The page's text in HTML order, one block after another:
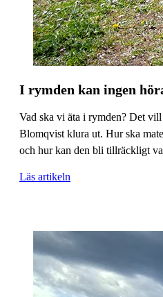
I rymden kan ingen
Vad ska vi äta i rymden? Det
Blomqvist klura ut. Hur ska
och hur kan den bli tillräckligt
Läs artikeln